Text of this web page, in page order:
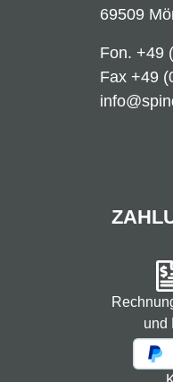
69509
Fon. +49
Fax +49
und